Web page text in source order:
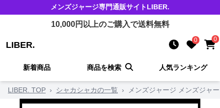
メンズジャージ専門通販サイトLIBER.
10,000円以上のご購入で送料無料
LIBER. 0 0
新着商品 商品を検索 人気ランキング
LIBER. TOP › シャカシャカの一覧 › メンズジャージ メンズジャ